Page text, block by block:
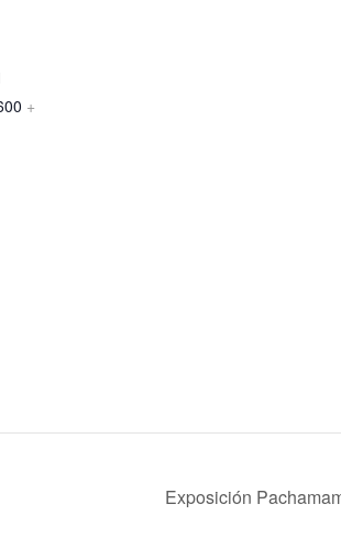
+
Exposición